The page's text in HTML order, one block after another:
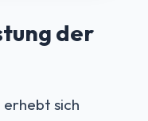
der
erhebt sich